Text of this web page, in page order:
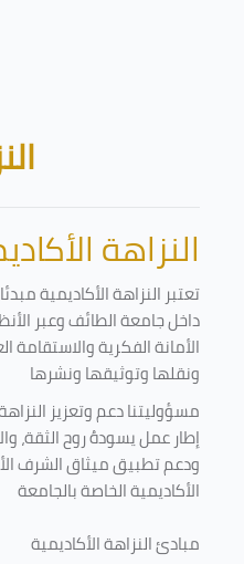
النزاهة
تعتبر النزاهة الأكاديمية
داخل جامعة الطائف وعبر
الأمانة الفكرية
ونقلها وتوثيقها ونشرها
مسؤوليتنا دعم وتعزيز
إطار عمل يسودهُ روح الثقة،
ودعم تطبيق ميثاق الشرف
الأكاديمية الخاصة بالجامعة
مبادئ النزاهة الأكاديمية